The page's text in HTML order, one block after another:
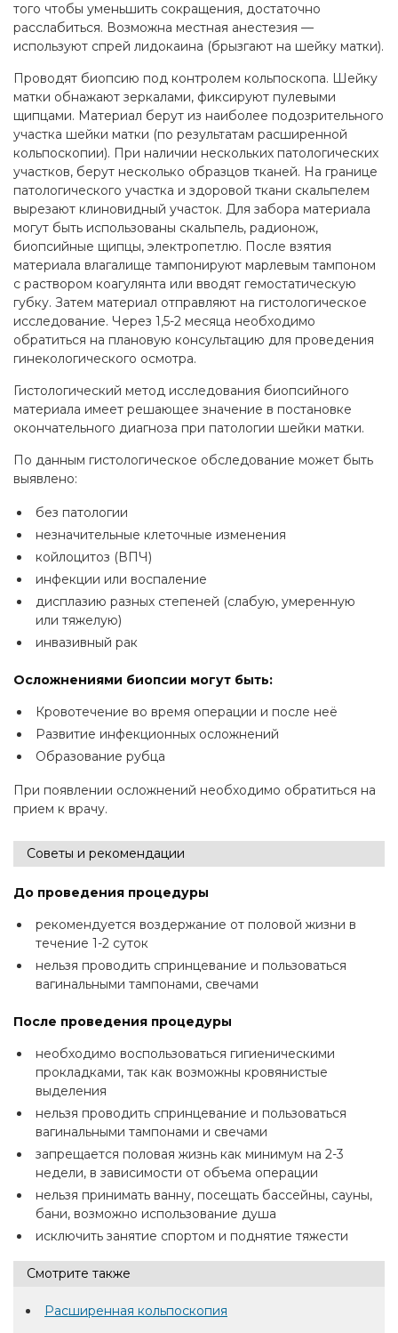
того чтобы уменьшить сокращения, достаточно
расслабиться. Возможна местная анестезия —
используют спрей лидокаина (брызгают на шейку матки).
Проводят биопсию под контролем кольпоскопа. Шейку
матки обнажают зеркалами, фиксируют пулевыми
щипцами. Материал берут из наиболее подозрительного
участка шейки матки (по результатам расширенной
кольпоскопии). При наличии нескольких патологических
участков, берут несколько образцов тканей. На границе
патологического участка и здоровой ткани скальпелем
вырезают клиновидный участок. Для забора материала
могут быть использованы скальпель, радионож,
биопсийные щипцы, электропетлю. После взятия
материала влагалище тампонируют марлевым тампоном
с раствором коагулянта или вводят гемостатическую
губку. Затем материал отправляют на гистологическое
исследование. Через 1,5-2 месяца необходимо
обратиться на плановую консультацию для проведения
гинекологического осмотра.
Гистологический метод исследования биопсийного
материала имеет решающее значение в постановке
окончательного диагноза при патологии шейки матки.
По данным гистологическое обследование может быть
выявлено:
без патологии
незначительные клеточные изменения
койлоцитоз (ВПЧ)
инфекции или воспаление
дисплазию разных степеней (слабую, умеренную
или тяжелую)
инвазивный рак
Осложнениями биопсии могут быть:
Кровотечение во время операции и после неё
Развитие инфекционных осложнений
Образование рубца
При появлении осложнений необходимо обратиться на
прием к врачу.
Советы и рекомендации
До проведения процедуры
рекомендуется воздержание от половой жизни в
течение 1-2 суток
нельзя проводить спринцевание и пользоваться
вагинальными тампонами, свечами
После проведения процедуры
необходимо воспользоваться гигиеническими
прокладками, так как возможны кровянистые
выделения
нельзя проводить спринцевание и пользоваться
вагинальными тампонами и свечами
запрещается половая жизнь как минимум на 2-3
недели, в зависимости от объема операции
нельзя принимать ванну, посещать бассейны, сауны,
бани, возможно использование душа
исключить занятие спортом и поднятие тяжести
Смотрите также
Расширенная кольпоскопия